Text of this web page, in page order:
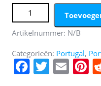
Portugal Keeper Thuis
Mouwen (+ broek) aantal
Artikelnummer: N/B
Categorieën: Portugal,
F T E